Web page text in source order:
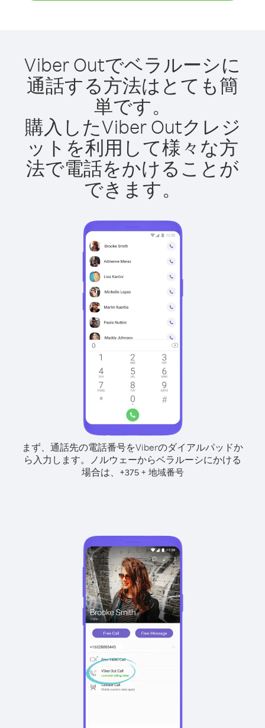
Viber Outでベラルーシに
通話する方法はとても簡
単です。
購入したViber Outクレジ
ットを利用して様々な方
法で電話をかけることが
できます。
まず、通話先の電話番号をViberのダイアルパッドか
ら入力します。
ノルウェーからベラルーシにかける
場合は、
+375+ 地域番号